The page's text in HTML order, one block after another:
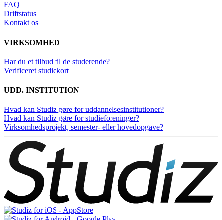
FAQ
Driftstatus
Kontakt os
VIRKSOMHED
Har du et tilbud til de studerende?
Verificeret studiekort
UDD. INSTITUTION
Hvad kan Studiz gøre for uddannelsesinstitutioner?
Hvad kan Studiz gøre for studieforeninger?
Virksomhedsprojekt, semester- eller hovedopgave?